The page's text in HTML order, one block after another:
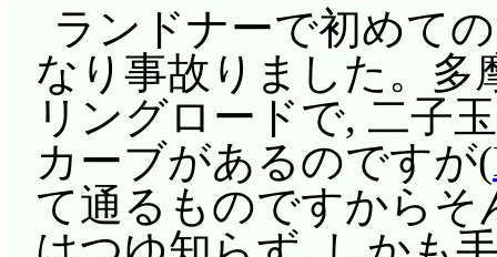
ランドナーで初めて
なり事故りました。多
リングロードで, 二子
カーブがあるのですが(
て通るものですから